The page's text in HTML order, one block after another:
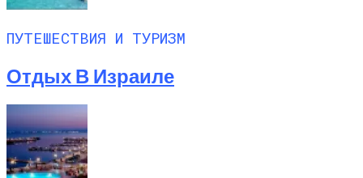
ПУТЕШЕСТВИЯ И ТУРИЗМ
Отдых В Израиле